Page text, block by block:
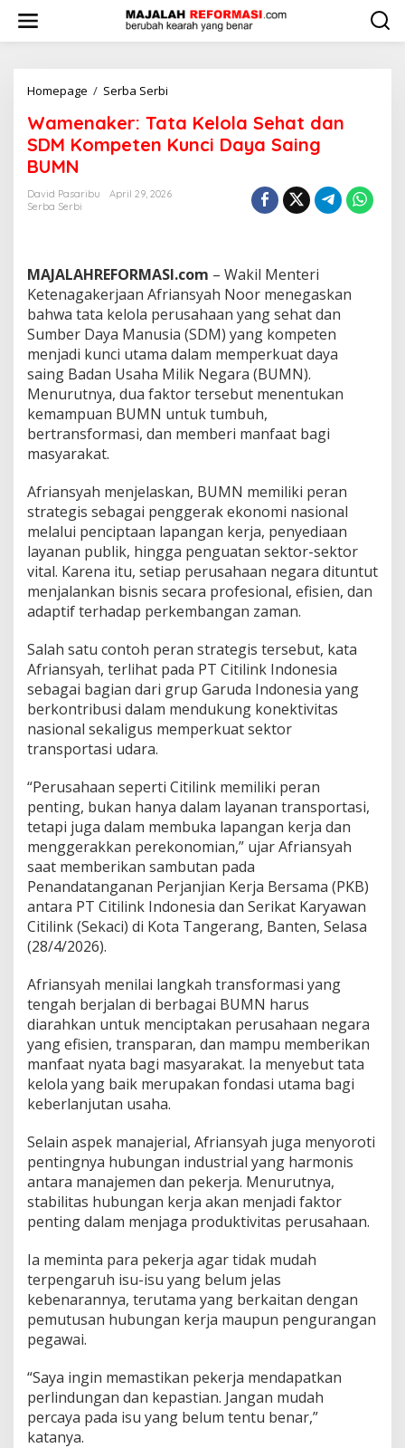
w
Homepage / Serba Serbi
m
e
n
k
a
t
a
K
e
o
l
a
S
e
d
a
n
S
D
M
K
o
p
t
e
n
K
i
D
a
y
a
S
a
i
n
M
N
Wamenaker: Tata Kelola Sehat dan
SDM Kompeten Kunci Daya Saing
BUMN
David Pasaribu
April 29, 2026
Serba Serbi
MAJALAHREFORMASI.com – Wakil Menteri
Ketenagakerjaan Afriansyah Noor menegaskan
bahwa tata kelola perusahaan yang sehat dan
Sumber Daya Manusia (SDM) yang kompeten
menjadi kunci utama dalam memperkuat daya
saing Badan Usaha Milik Negara (BUMN).
Menurutnya, dua faktor tersebut menentukan
kemampuan BUMN untuk tumbuh,
bertransformasi, dan memberi manfaat bagi
masyarakat.
Afriansyah menjelaskan, BUMN memiliki peran
strategis sebagai penggerak ekonomi nasional
melalui penciptaan lapangan kerja, penyediaan
layanan publik, hingga penguatan sektor-sektor
vital. Karena itu, setiap perusahaan negara dituntut
menjalankan bisnis secara profesional, efisien, dan
adaptif terhadap perkembangan zaman.
Salah satu contoh peran strategis tersebut, kata
Afriansyah, terlihat pada PT Citilink Indonesia
sebagai bagian dari grup Garuda Indonesia yang
berkontribusi dalam mendukung konektivitas
nasional sekaligus memperkuat sektor
transportasi udara.
“Perusahaan seperti Citilink memiliki peran
penting, bukan hanya dalam layanan transportasi,
tetapi juga dalam membuka lapangan kerja dan
menggerakkan perekonomian,” ujar Afriansyah
saat memberikan sambutan pada
Penandatanganan Perjanjian Kerja Bersama (PKB)
antara PT Citilink Indonesia dan Serikat Karyawan
Citilink (Sekaci) di Kota Tangerang, Banten, Selasa
(28/4/2026).
Afriansyah menilai langkah transformasi yang
tengah berjalan di berbagai BUMN harus
diarahkan untuk menciptakan perusahaan negara
yang efisien, transparan, dan mampu memberikan
manfaat nyata bagi masyarakat. Ia menyebut tata
kelola yang baik merupakan fondasi utama bagi
keberlanjutan usaha.
Selain aspek manajerial, Afriansyah juga menyoroti
pentingnya hubungan industrial yang harmonis
antara manajemen dan pekerja. Menurutnya,
stabilitas hubungan kerja akan menjadi faktor
penting dalam menjaga produktivitas perusahaan.
Ia meminta para pekerja agar tidak mudah
terpengaruh isu-isu yang belum jelas
kebenarannya, terutama yang berkaitan dengan
pemutusan hubungan kerja maupun pengurangan
pegawai.
“Saya ingin memastikan pekerja mendapatkan
perlindungan dan kepastian. Jangan mudah
percaya pada isu yang belum tentu benar,”
katanya.